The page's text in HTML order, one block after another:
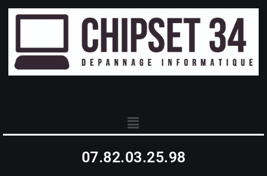
07.82.03.25.98